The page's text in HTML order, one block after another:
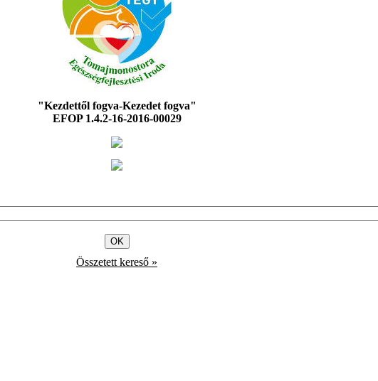
"Kezdettől fogva-Kezedet fogva"
EFOP 1.4.2-16-2016-00029
Összetett kereső »